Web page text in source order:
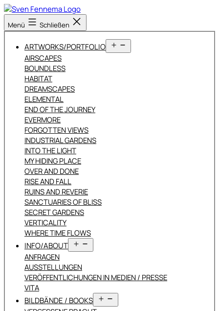
Zum
Inhalt
springen
Sven
Fennema
Menü Schließen
ARTWORKS/PORTFOLIO
öffnen
AIRSCAPES
BOUNDLESS
HABITAT
DREAMSCAPES
ELEMENTAL
END OF THE JOURNEY
EVERMORE
FORGOTTEN VIEWS
INDUSTRIAL GARDENS
INTO THE LIGHT
MY HIDING PLACE
OVER AND DONE
RISE AND FALL
RUINS AND REVERIE
SANCTUARIES OF BLISS
SECRET GARDENS
VERTICALITY
WHERE TIME FLOWS
INFO/ABOUT
öffnen
ANFRAGEN
AUSSTELLUNGEN
VERÖFFENTLICHUNGEN IN MEDIEN / PRESSE
VITA
BILDBÄNDE / BOOKS
öffnen